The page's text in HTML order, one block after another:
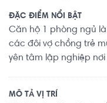
ĐẶC ĐIỂM NỔI BẬT
Căn hộ 1 phòng ngủ
các đôi vợ chồng trẻ
yên tâm lập nghiệp
MÔ TẢ VỊ TRÍ